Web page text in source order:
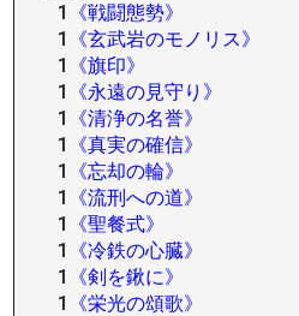
1
《戦闘態勢》
1
《玄武岩のモノリス》
1
《旗印》
1
《永遠の見守り》
1
《清浄の名誉》
1
《真実の確信》
1
《忘却の輪》
1
《流刑への道》
1
《聖餐式》
1
《冷鉄の心臓》
1
《剣を鍬に》
1
《栄光の頌歌》